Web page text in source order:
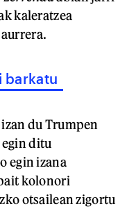
kaleratzea
barkatu
du Trumpen
ditu
egin izana
kolonori
otsailean zigortu